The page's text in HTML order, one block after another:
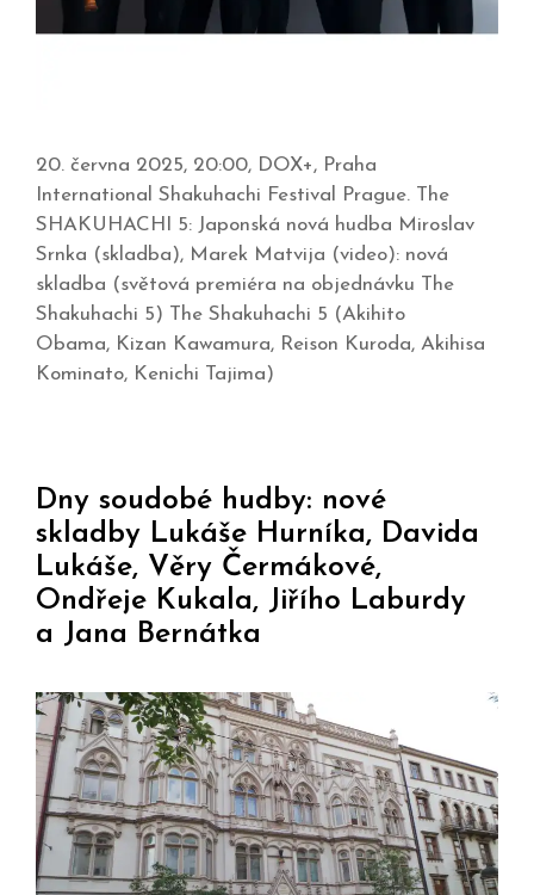
20. června 2025, 20:00, DOX+, Praha
International Shakuhachi Festival Prague. The
SHAKUHACHI 5: Japonská nová hudba Miroslav
Srnka (skladba), Marek Matvija (video): nová
skladba (světová premiéra na objednávku The
Shakuhachi 5) The Shakuhachi 5 (Akihito
Obama, Kizan Kawamura, Reison Kuroda, Akihisa
Kominato, Kenichi Tajima)
Dny soudobé hudby: nové
skladby Lukáše Hurníka, Davida
Lukáše, Věry Čermákové,
Ondřeje Kukala, Jiřího Laburdy
a Jana Bernátka